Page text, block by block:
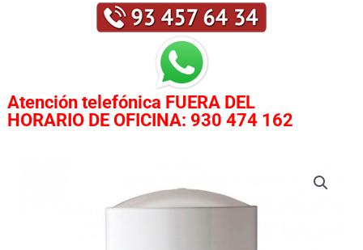
Atención telefónica FUERA DEL
HORARIO DE OFICINA: 930 474 162